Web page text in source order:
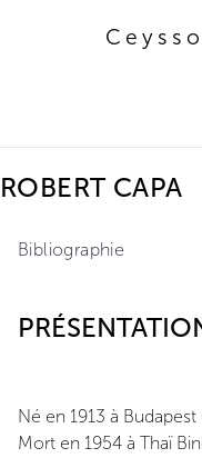
ROBERT CAPA
Bibliographie
Né en 1913 à Budapest
Mort en 1954 à Thaï